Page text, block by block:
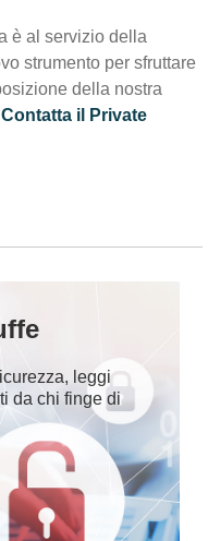
è al servizio della
strumento per sfruttare
della nostra
il Private
leggi
da chi finge di